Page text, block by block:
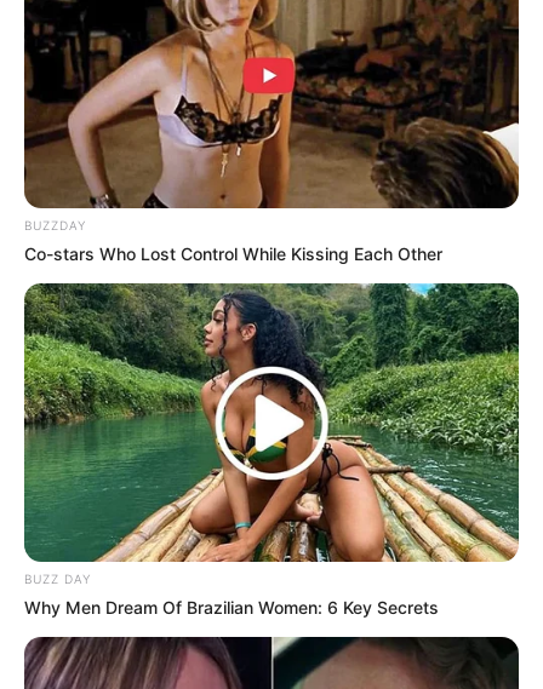
TULIS KOMENTAR
Alamat email Anda tidak akan dipublikasikan. Ruas yang wajib ditandai
BUZZDAY
Co-stars Who Lost Control While Kissing Each Other
BUZZ DAY
Why Men Dream Of Brazilian Women: 6 Key Secrets